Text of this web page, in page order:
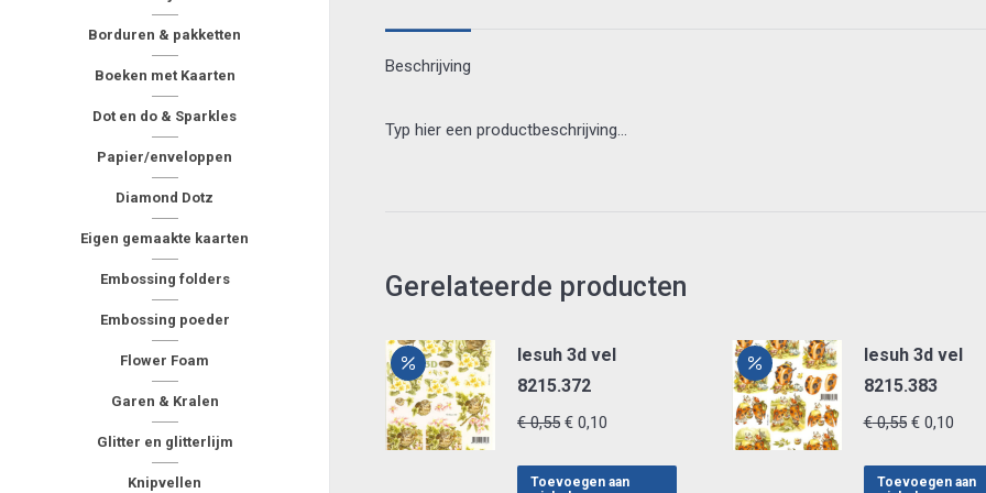
Borduren & pakketten
Boeken met Kaarten
Dot en do & Sparkles
Papier/enveloppen
Diamond Dotz
Eigen gemaakte kaarten
Embossing folders
Embossing poeder
Flower Foam
Garen & Kralen
Glitter en glitterlijm
Knipvellen
Beschrijving
Typ hier een productbeschrijving…
Gerelateerde producten
lesuh 3d vel
8215.372
€0,55 Oorspronkelijke
was:
€ 0,10
is:
Toevoegen aan
lesuh 3d vel
8215.383
€0,55
was:
€0,10
is:
Toevoegen aan